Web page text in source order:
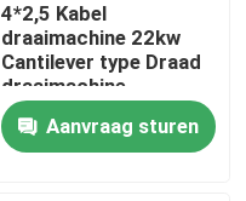
4*2,5 Kabel
draaimachine 22kw
Cantilever type Draad
draaimachine
Aanvraag sturen